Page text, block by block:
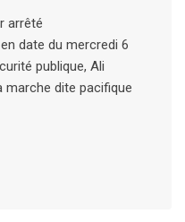
arrêté
date du mercredi 6
publique, Ali
marche dite pacifique